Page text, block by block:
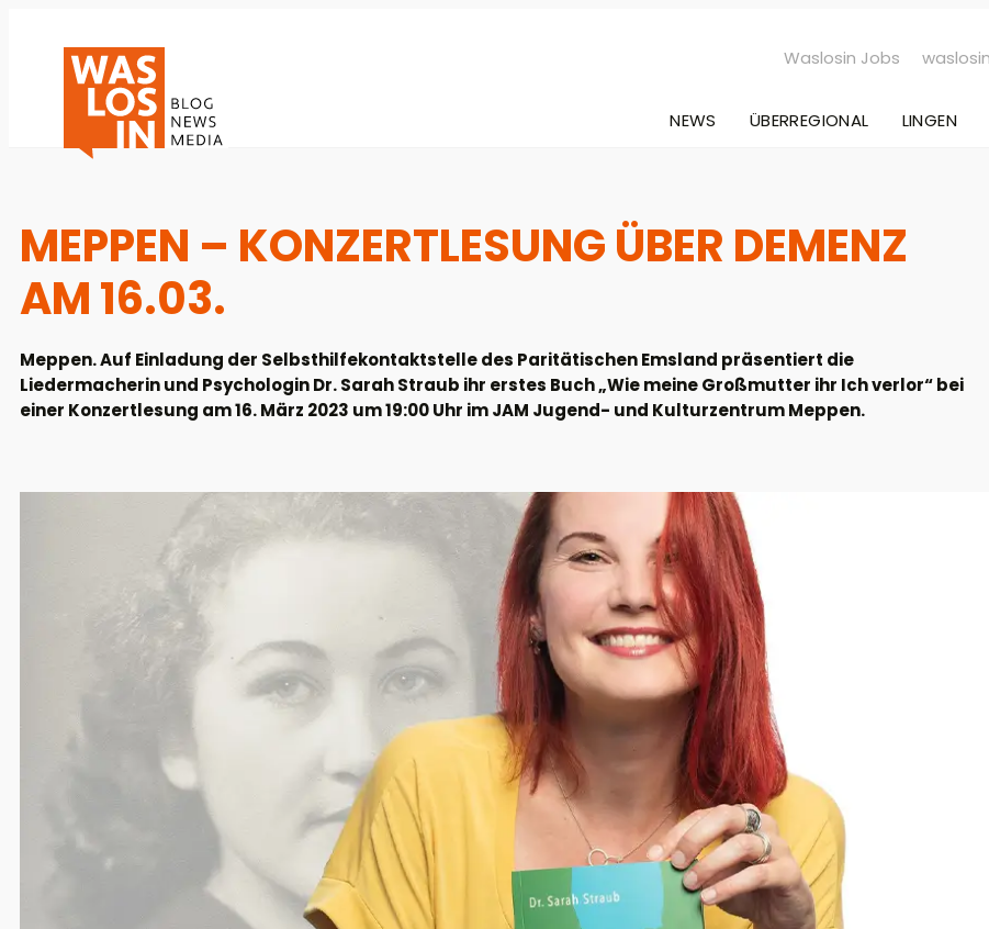
Waslosin Jobs
NEWS ÜBERREGIONAL LINGEN
MEPPEN – KONZERTLESUNG ÜBER DEMENZ
AM 16.03.
Meppen. Auf Einladung der Selbsthilfekontaktstelle des Paritätischen Emsland präsentiert die
Liedermacherin und Psychologin Dr. Sarah Straub ihr erstes Buch „Wie meine Großmutter ihr Ich verlor“ bei
einer Konzertlesung am 16. März 2023 um 19:00 Uhr im JAM Jugend- und Kulturzentrum Meppen.